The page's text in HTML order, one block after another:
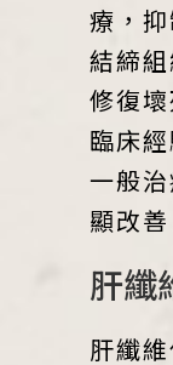
療，
結締
修復壞
臨床
一般
顯改善
肝纖
肝纖